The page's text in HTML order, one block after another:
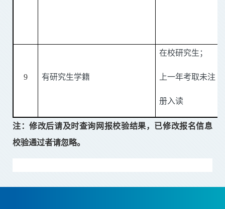
9 有研究生学籍
在校研究生；
上一年考取未注
册入读
注：修改后请及时查询网报校验结果，已修改报名信息
校验通过者请忽略。